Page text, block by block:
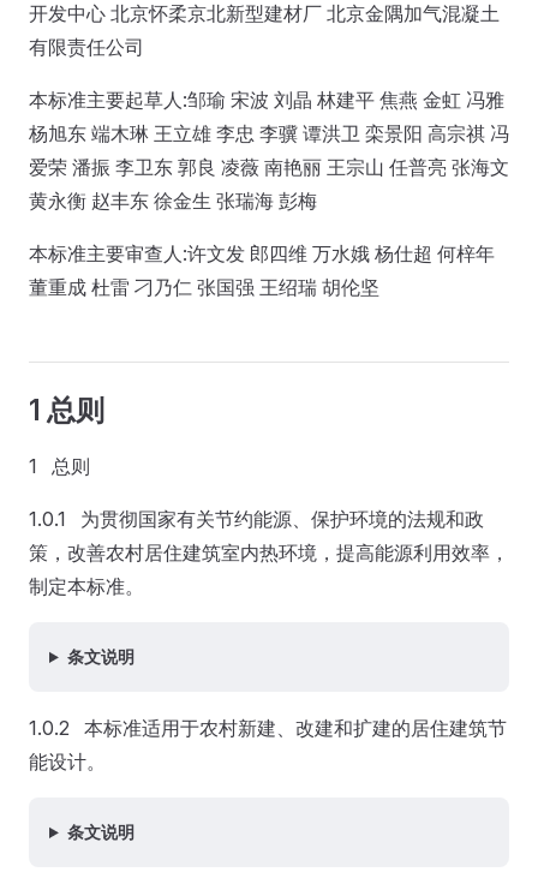
开发中心 北京怀柔京北新型建材厂 北京金隅加气混凝土
有限责任公司
本标准主要起草人:邹瑜 宋波 刘晶 林建平 焦燕 金虹 冯雅
杨旭东 端木琳 王立雄 李忠 李骥 谭洪卫 栾景阳 高宗祺 冯
爱荣 潘振 李卫东 郭良 凌薇 南艳丽 王宗山 任普亮 张海文
黄永衡 赵丰东 徐金生 张瑞海 彭梅
本标准主要审查人:许文发 郎四维 万水娥 杨仕超 何梓年
董重成 杜雷 刁乃仁 张国强 王绍瑞 胡伦坚
1 总则
1 总则
1.0.1 为贯彻国家有关节约能源、保护环境的法规和政
策，改善农村居住建筑室内热环境，提高能源利用效率，
制定本标准。
条文说明
1.0.2 本标准适用于农村新建、改建和扩建的居住建筑节
能设计。
条文说明